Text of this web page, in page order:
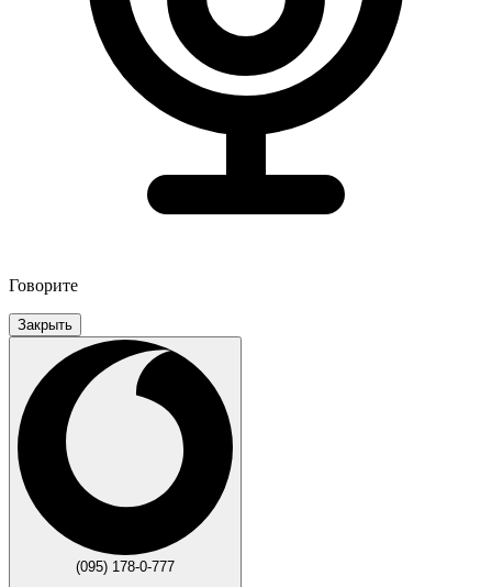
Говорите
Закрыть
(095) 178-0-777